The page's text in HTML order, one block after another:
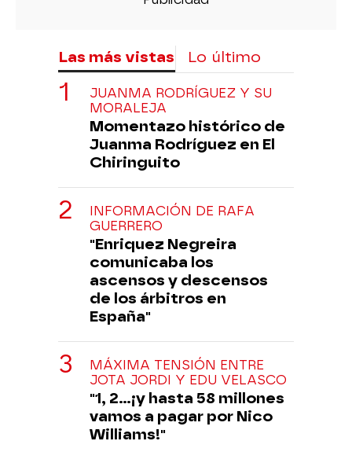
Las más vistas Lo último
JUANMA RODRÍGUEZ Y SU
MORALEJA
Momentazo histórico de
Juanma Rodríguez en El
Chiringuito
INFORMACIÓN DE RAFA
GUERRERO
"Enriquez Negreira
comunicaba los
ascensos y descensos
de los árbitros en
España"
MÁXIMA TENSIÓN ENTRE
JOTA JORDI Y EDU VELASCO
"1, 2...¡y hasta 58 millones
vamos a pagar por Nico
Williams!"